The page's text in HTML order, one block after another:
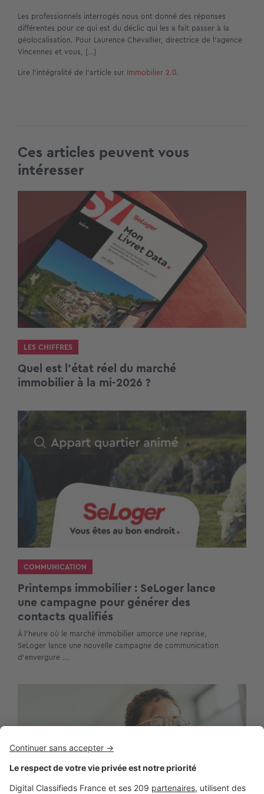
Les professionnels interrogés nous ont donné des réponses
différentes pour ce qui est du déclic qui les a fait passer à la
géolocalisation. Pour Laurence Chevallier, directrice de l’agence
Vincennes et vous, […]
Lire l’intégralité de l’article sur Immobilier 2.0.
Ces articles peuvent vous
intéresser
LES CHIFFRES
Quel est l’état réel du marché
immobilier à la mi-2026 ?
COMMUNICATION
Printemps immobilier : SeLoger lance
une campagne pour générer des
contacts qualifiés
À l’heure où le marché immobilier amorce une reprise,
SeLoger lance une nouvelle campagne de communication
d’envergure ...